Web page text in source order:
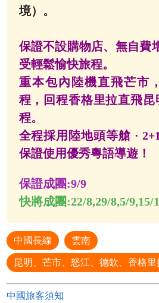
境）。
保證不設購物店、無自費
受輕鬆愉快旅程。
重本包內陸機直飛芒市
程，回程香格里拉直飛
程。
全程採用陸地頭等艙 ·
保證使用優秀粵語導遊！
保證成團:9/9
快將成團:22/8,29/8,5/9,15/
中國長線 雲南
昆明、芒市、怒江、德欽、香格里
中國旅客須知